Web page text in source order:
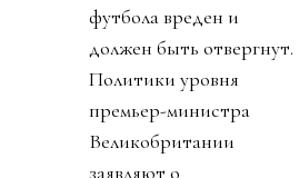
футбола вреден и
должен быть отвергнут.
Политики уровня
премьер-министра
Великобритании
заявляют о